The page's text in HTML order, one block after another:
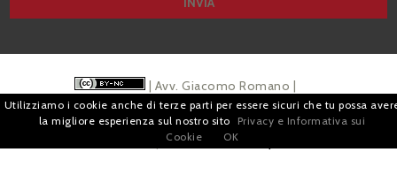
| Avv. Giacomo Romano |
Piazza di Campitelli, 2 - 00186 Roma | P.I.
Pubblicità ePrivacy
Utilizziamo i cookie anche di terze parti per essere sicuri che tu possa
la migliore esperienza sul nostro sito
Privacy e Informativa sui
Cookie
OK